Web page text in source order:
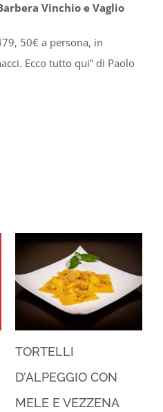
Vinchio e Vaglio
50€ a persona, in
Ecco tutto qui” di Paolo
TORTELLI
D’ALPEGGIO CON
MELE E VEZZENA